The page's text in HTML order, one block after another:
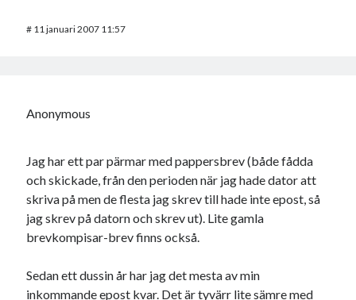
# 11 januari 2007 11:57
Anonymous
Jag har ett par pärmar med pappersbrev (både fådda
och skickade, från den perioden när jag hade dator att
skriva på men de flesta jag skrev till hade inte epost, så
jag skrev på datorn och skrev ut). Lite gamla
brevkompisar-brev finns också.
Sedan ett dussin år har jag det mesta av min
inkommande epost kvar. Det är tyvärr lite sämre med